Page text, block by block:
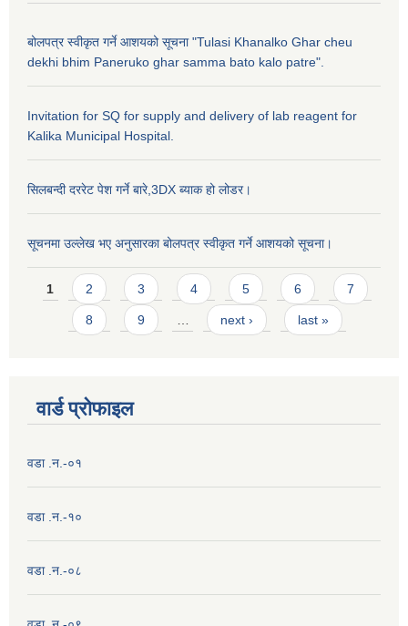
बोलपत्र स्वीकृत गर्ने आशयको सूचना "Tulasi Khanalko Ghar cheu
dekhi bhim Paneruko ghar samma bato kalo patre".
Invitation for SQ for supply and delivery of lab reagent for
Kalika Municipal Hospital.
सिलबन्दी दररेट पेश गर्ने बारे,3DX ब्याक हो लोडर।
सूचनमा उल्लेख भए अनुसारका बोलपत्र स्वीकृत गर्ने आशयको सूचना।
Pages
1 2 3 4 5 6 7
8 9 next › last »
वार्ड प्राेफाइल
वडा .न.-०१
वडा .न.-१०
वडा .न.-०८